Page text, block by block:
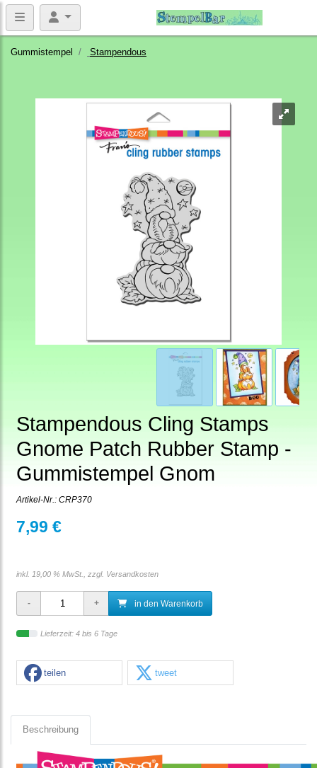
Gummistempel Stampendous
Stampendous Cling Stamps
Gnome Patch Rubber Stamp -
Gummistempel Gnom
Artikel-Nr.: CRP370
7,99 €
inkl. 19,00 % MwSt., zzgl. Versandkosten
in den Warenkorb
Lieferzeit: 4 bis 6 Tage
teilen tweet
Beschreibung